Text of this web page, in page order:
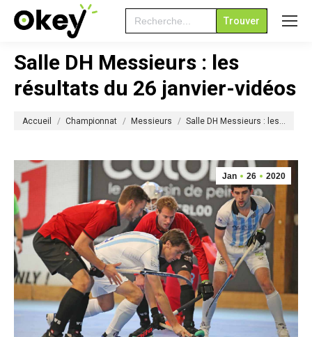
Search
for:
Salle DH Messieurs : les
résultats du 26 janvier-vidéos
Accueil Championnat Messieurs Salle DH Messieurs : les…
Jan 26 2020